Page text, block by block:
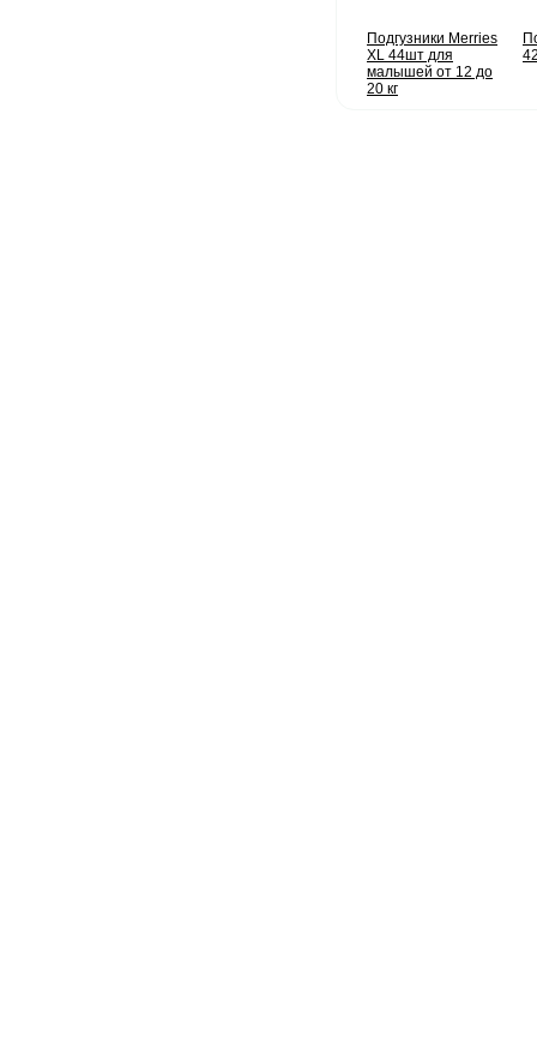
Подгузники Merries
XL 44шт для
малышей от 12 до
20 кг